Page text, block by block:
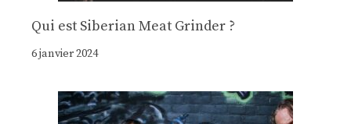
Qui est Siberian Meat Grinder ?
6 janvier 2024